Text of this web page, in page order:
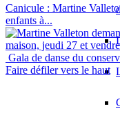
Canicule : Martine
enfants à...
Gala de danse du
Faire défiler vers le haut